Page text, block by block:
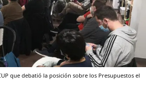
que debatió la posición sobre los Presupuestos el